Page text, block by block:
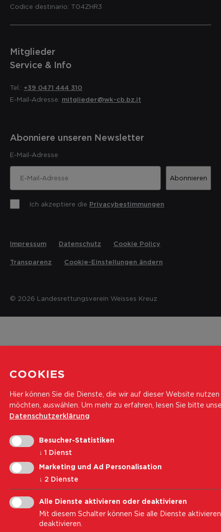
Codice destinario: T04ZHR3
Mitglieder
Service & Info
Tel.: +39 0471 444 310
E-Mail-Adresse: mitglieder@wk-cb.bz.it
Abonniere unseren Newsletter
E-Mail-Adresse
Abonnieren
Ich akzeptiere die Privacybestimmungen
© 2026 Landesrettungsverein Weisses Kreuz
Impressum Datenschutz Cookie Policy
Transparenz Cookie-Einstellungen ändern
COOKIES
Hier können Sie die Dienste, die wir auf dieser Website nutzen
möchten, auswählen. Um mehr zu erfahren, lesen Sie bitte
Datenschutzerklärung
Besucher-Statistiken
↓ 1 Dienst
Marketing und Ad Personalisation
↓ 2 Dienste
Alle Dienste aktivieren oder deaktivieren
Mit diesem Schalter können Sie alle Dienste
deaktivieren.